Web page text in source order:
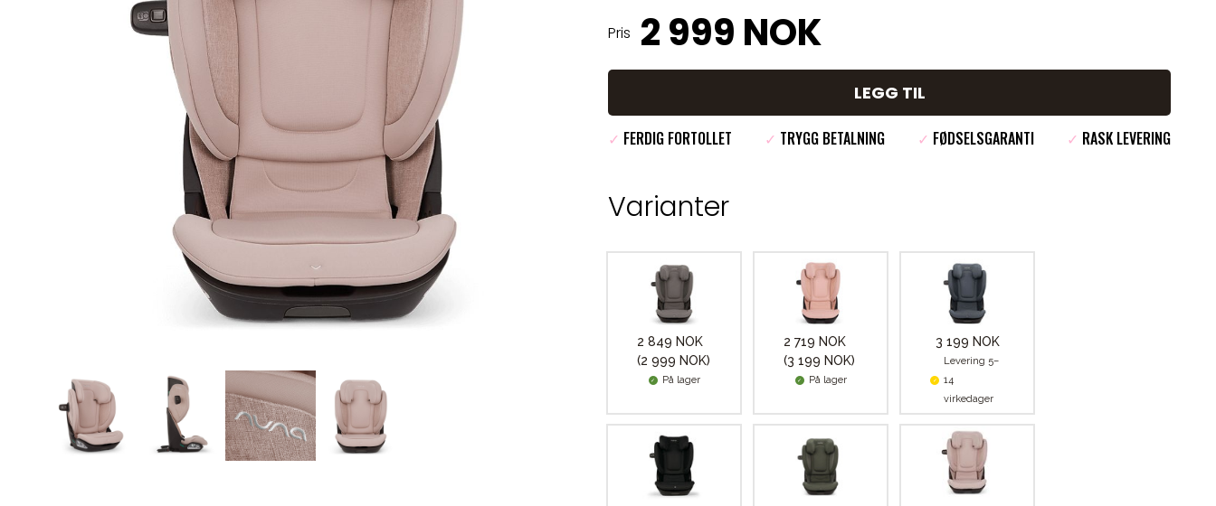
Pris 2 999 NOK
LEGG TIL
✓ FERDIG FORTOLLET ✓ TRYGG BETALNING ✓ FØDSELSGARANTI ✓ RASK LEVERING
Varianter
2 849 NOK
(2 999 NOK)
På lager
2 719 NOK
(3 199 NOK)
På lager
3 199 NOK
Levering 5–
14
virkedager